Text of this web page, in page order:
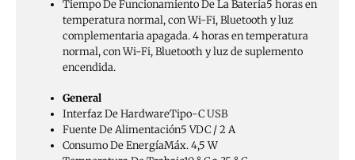
Tiempo De Funcionamiento De La Batería5 horas en
temperatura normal, con Wi-Fi, Bluetooth y luz
complementaria apagada. 4 horas en temperatura
normal, con Wi-Fi, Bluetooth y luz de suplemento
encendida.
General
Interfaz De HardwareTipo-C USB
Fuente De Alimentación5 VDC / 2 A
Consumo De EnergíaMáx. 4,5 W